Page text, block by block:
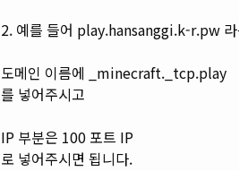
2. 예를 들어 play.hansanggi.k-r.pw 라
도메인 이름에 _minecraft._tcp.play
를 넣어주시고
IP 부분은 100 포트 IP
로 넣어주시면 됩니다.